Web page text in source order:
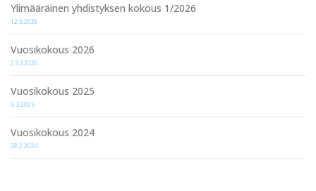
Ylimääräinen yhdistyksen kokous 1/2026
12.5.2026
Vuosikokous 2026
23.3.2026
Vuosikokous 2025
5.3.2025
Vuosikokous 2024
28.2.2024